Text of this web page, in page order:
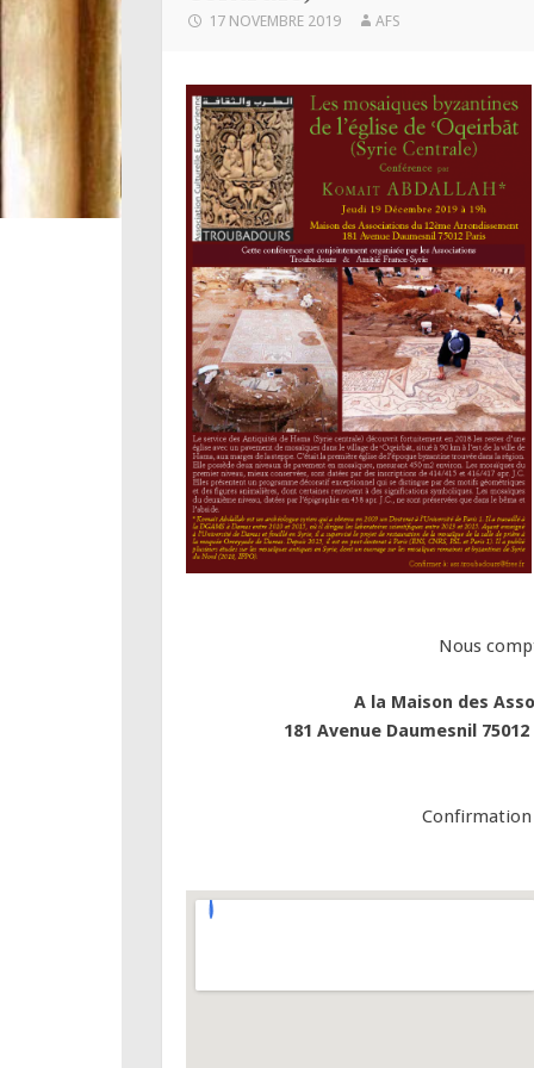
17 NOVEMBRE 2019 AFS
Nous
A la Maison des
181 Avenue Daumesnil
Confirmation